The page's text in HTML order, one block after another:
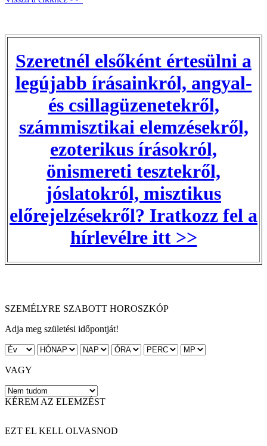
Szeretnél elsőként értesülni a
legújabb írásainkról, angyal-
és csillagüzenetekről,
számmisztikai elemzésekről,
ezoterikus írásokról,
önismereti tesztekről,
jóslatokról, misztikus
előrejelzésekről? Iratkozz fel a
hírlevélre itt >>
SZEMÉLYRE SZABOTT HOROSZKÓP
Adja meg születési időpontját!
VAGY
KÉREM AZ ELEMZÉST
EZT EL KELL OLVASNOD